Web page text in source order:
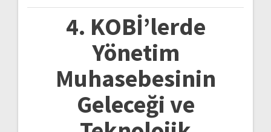
4. KOBİ’lerde
Yönetim
Muhasebesinin
Geleceği ve